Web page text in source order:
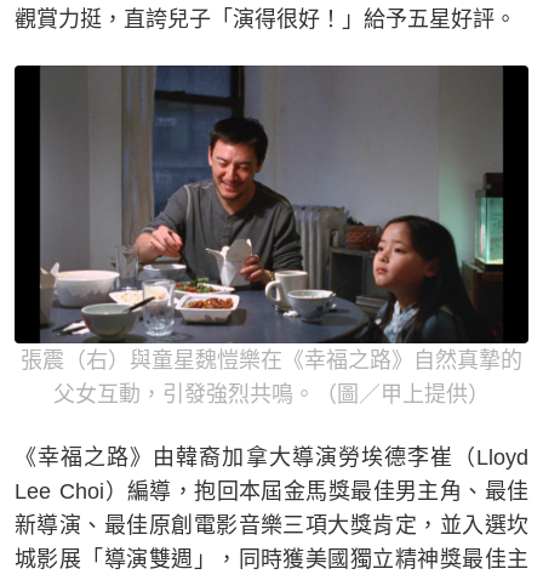
觀賞力挺，直誇兒子「演得很好！」給予五星好評。
張震（右）與童星魏愷樂在《幸福之路》自然真摯的
父女互動，引發強烈共鳴。（圖／甲上提供）
《幸福之路》由韓裔加拿大導演勞埃德李崔（Lloyd
Lee Choi）編導，抱回本屆金馬獎最佳男主角、最佳
新導演、最佳原創電影音樂三項大獎肯定，並入選坎
城影展「導演雙週」，同時獲美國獨立精神獎最佳主